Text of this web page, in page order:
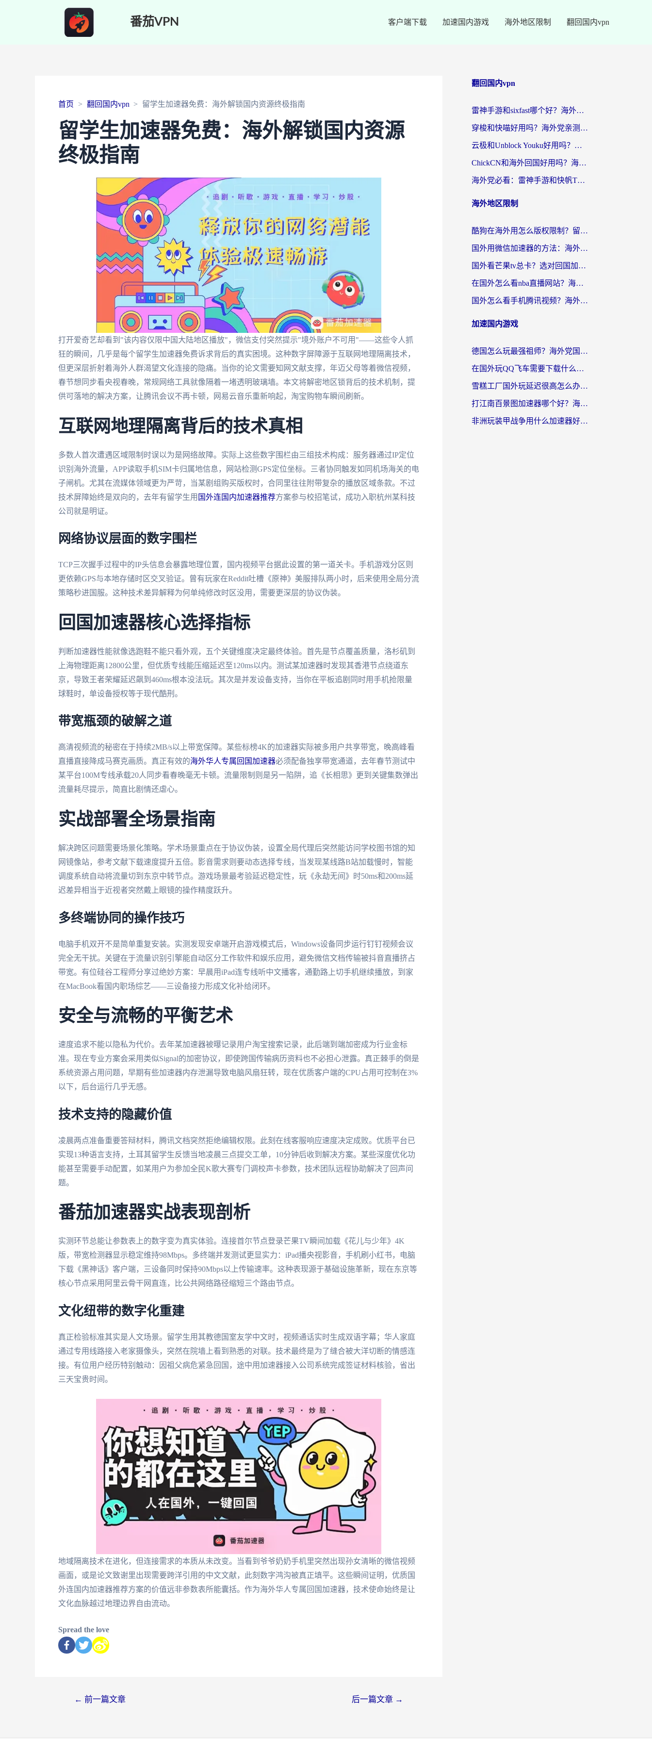
番茄VPN 客户端下载 加速国内游戏 海外地区限制 翻回国内vpn
首页 翻回国内vpn 留学生加速器免费：海外解锁国内资源终极指南
留学生加速器免费：海外解锁国内资源
终极指南
打开爱奇艺却看到"该内容仅限中国大陆地区播放"，微信支付突然提示"境外账户不可用"——这些令人抓
狂的瞬间，几乎是每个留学生加速器免费诉求背后的真实困境。这种数字屏障源于互联网地理隔离技术，
但更深层折射着海外人群渴望文化连接的隐痛。当你的论文需要知网文献支撑，年迈父母等着微信视频，
春节想同步看央视春晚，常规网络工具就像隔着一堵透明玻璃墙。本文将解密地区锁背后的技术机制，提
供可落地的解决方案，让腾讯会议不再卡顿，网易云音乐重新响起，淘宝购物车瞬间刷新。
互联网地理隔离背后的技术真相
多数人首次遭遇区域限制时误以为是网络故障。实际上这些数字围栏由三组技术构成：服务器通过IP定位
识别海外流量，APP读取手机SIM卡归属地信息，网站检测GPS定位坐标。三者协同触发如同机场海关的电
子闸机。尤其在流媒体领域更为严苛，当某剧组购买版权时，合同里往往附带复杂的播放区域条款。不过
技术屏障始终是双向的，去年有留学生用 国外连国内加速器推荐方案参与校招笔试，成功入职杭州某科技
公司就是明证。
网络协议层面的数字围栏
TCP三次握手过程中的IP头信息会暴露地理位置，国内视频平台据此设置的第一道关卡。手机游戏分区则
更依赖GPS与本地存储时区交叉验证。曾有玩家在Reddit吐槽《原神》美服排队两小时，后来使用全局分流
策略秒进国服。这种技术差异解释为何单纯修改时区没用，需要更深层的协议伪装。
回国加速器核心选择指标
判断加速器性能就像选跑鞋不能只看外观，五个关键维度决定最终体验。首先是节点覆盖质量，洛杉矶到
上海物理距离12800公里，但优质专线能压缩延迟至120ms以内。测试某加速器时发现其香港节点绕道东
京，导致王者荣耀延迟飙到460ms根本没法玩。其次是并发设备支持，当你在平板追剧同时用手机抢限量
球鞋时，单设备授权等于现代酷刑。
带宽瓶颈的破解之道
高清视频流的秘密在于持续2MB/s以上带宽保障。某些标榜4K的加速器实际被多用户共享带宽，晚高峰看
直播直接降成马赛克画质。真正有效的海外华人专属回国加速器必须配备独享带宽通道，去年春节测试中
某平台100M专线承载20人同步看春晚毫无卡顿。流量限制则是另一陷阱，追《长相思》更到关键集数弹出
流量耗尽提示，简直比剧情还虐心。
实战部署全场景指南
解决跨区问题需要场景化策略。学术场景重点在于协议伪装，设置全局代理后突然能访问学校图书馆的知
网镜像站，参考文献下载速度提升五倍。影音需求则要动态选择专线，当发现某线路B站加载慢时，智能
调度系统自动将流量切到东京中转节点。游戏场景最考验延迟稳定性，玩《永劫无间》时50ms和200ms延
迟差异相当于近视者突然戴上眼镜的操作精度跃升。
多终端协同的操作技巧
电脑手机双开不是简单重复安装。实测发现安卓端开启游戏模式后，Windows设备同步运行钉钉视频会议
完全无干扰。关键在于流量识别引擎能自动区分工作软件和娱乐应用，避免微信文档传输被抖音直播挤占
带宽。有位硅谷工程师分享过绝妙方案：早晨用iPad连专线听中文播客，通勤路上切手机继续播放，到家
在MacBook看国内职场综艺——三设备接力形成文化补给闭环。
安全与流畅的平衡艺术
速度追求不能以隐私为代价。去年某加速器被曝记录用户淘宝搜索记录，此后端到端加密成为行业金标
准。现在专业方案会采用类似Signal的加密协议，即使跨国传输病历资料也不必担心泄露。真正棘手的倒是
系统资源占用问题，早期有些加速器内存泄漏导致电脑风扇狂转，现在优质客户端的CPU占用可控制在3%
以下，后台运行几乎无感。
技术支持的隐藏价值
凌晨两点准备重要答辩材料，腾讯文档突然拒绝编辑权限。此刻在线客服响应速度决定成败。优质平台已
实现13种语言支持，土耳其留学生反馈当地凌晨三点提交工单，10分钟后收到解决方案。某些深度优化功
能甚至需要手动配置，如某用户为参加全民K歌大赛专门调校声卡参数，技术团队远程协助解决了回声问
题。
番茄加速器实战表现剖析
实测环节总能让参数表上的数字变为真实体验。连接首尔节点登录芒果TV瞬间加载《花儿与少年》4K
版，带宽检测器显示稳定维持98Mbps。多终端并发测试更显实力：iPad播央视影音，手机刷小红书，电脑
下载《黑神话》客户端，三设备同时保持90Mbps以上传输速率。这种表现源于基础设施革新，现在东京等
核心节点采用阿里云骨干网直连，比公共网络路径缩短三个路由节点。
文化纽带的数字化重建
真正检验标准其实是人文场景。留学生用其教德国室友学中文时，视频通话实时生成双语字幕；华人家庭
通过专用线路接入老家摄像头，突然在院墙上看到熟悉的对联。技术最终是为了缝合被大洋切断的情感连
接。有位用户经历特别触动：因祖父病危紧急回国，途中用加速器接入公司系统完成签证材料核验，省出
三天宝贵时间。
地域隔离技术在进化，但连接需求的本质从未改变。当看到爷爷奶奶手机里突然出现孙女清晰的微信视频
画面，或是论文致谢里出现需要跨洋引用的中文文献，此刻数字鸿沟被真正填平。这些瞬间证明，优质国
外连国内加速器推荐方案的价值远非参数表所能囊括。作为海外华人专属回国加速器，技术使命始终是让
文化血脉越过地理边界自由流动。
Spread the love
← 前一篇文章 后一篇文章 →
翻回国内vpn
雷神手游和sixfast哪个好？海外党亲测3款回国加速器，教你选对不踩坑
穿梭和快喵好用吗？海外党亲测：小众加速器对比+番茄加速器深度体验
云极和Unblock Youku好用吗？海外党亲测+2026回国加速器避坑指南
ChickCN和海外回国好用吗？海外党2026亲测：从手游到影音，选对加速器的3个关键
海外党必看：雷神手游和快帆TV版好用吗？3步选对回国加速器不踩坑
海外地区限制
酷狗在海外用怎么版权限制？留学生亲测：3步解决听国内音乐难题
国外用微信加速器的方法：海外党无缝连接国内生活的实用指南
国外看芒果tv总卡？选对回国加速器，轻松追《浪姐》不费劲
在国外怎么看nba直播网站？海外党专属体育观赛指南，告别地区限制！
国外怎么看手机腾讯视频？海外党亲测有效的追剧加速器选择指南
加速国内游戏
德国怎么玩最强祖师？海外党国服游戏加速器选择全攻略（附宝可梦Online实测）
在国外玩QQ飞车需要下载什么加速器呢？海外党亲测有效的国服游戏加速指南
雪糕工厂国外玩延迟很高怎么办？海外玩家国服游戏加速终极攻略（附实测推荐）
打江南百景图加速器哪个好？海外党踩坑N次后，终于找到不卡的秘诀
非洲玩装甲战争用什么加速器好？海外党亲测有效的国服游戏加速方案